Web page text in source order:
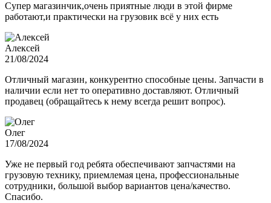
Супер магазинчик,очень приятные люди в этой фирме
работают,и практически на грузовик всё у них есть
Алексей
21/08/2024
Отличный магазин, конкурентно способные цены. Запчасти в
наличии если нет то оперативно доставляют. Отличный
продавец (обращайтесь к нему всегда решит вопрос).
Олег
17/08/2024
Уже не первый год ребята обеспечивают запчастями на
грузовую технику, приемлемая цена, профессиональные
сотрудники, большой выбор вариантов цена/качество.
Спасибо.